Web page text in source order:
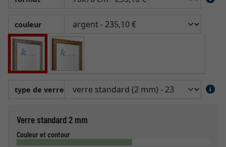
couleur
type de verre
Verre standard 2 mm
Couleur et contour